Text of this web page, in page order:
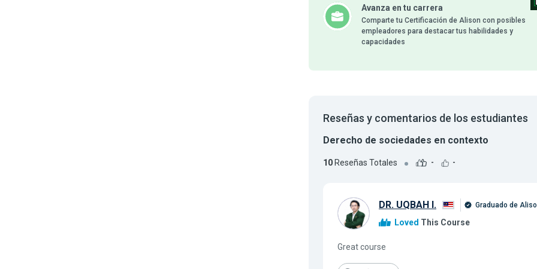
Avanza en tu carrera
Comparte tu Certificación de Alison con posibles
empleadores para destacar tus habilidades y
capacidades
Reseñas y comentarios de los estudiantes
Derecho de sociedades en contexto
10Reseñas Totales - -
DR. UQBAH I. Graduado de
Loved This Course
Great course